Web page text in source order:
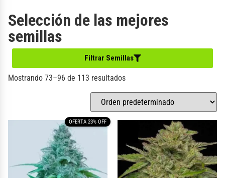
Selección de las mejores
semillas
Filtrar Semillas
Mostrando 73–96 de 113 resultados
OFERTA 23% OFF